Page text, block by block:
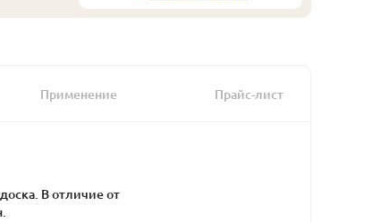
Применение Прайс-лист
В отличие от